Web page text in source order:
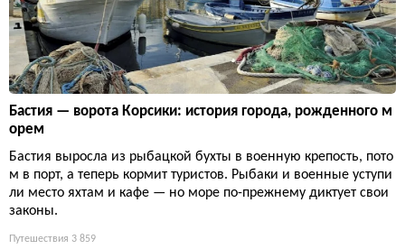
Бастия — ворота Корсики: история города, рожденного м
орем
Бастия выросла из рыбацкой бухты в военную крепость, пото
м в порт, а теперь кормит туристов. Рыбаки и военные уступи
ли место яхтам и кафе — но море по-прежнему диктует свои
законы.
Путешествия 3 859